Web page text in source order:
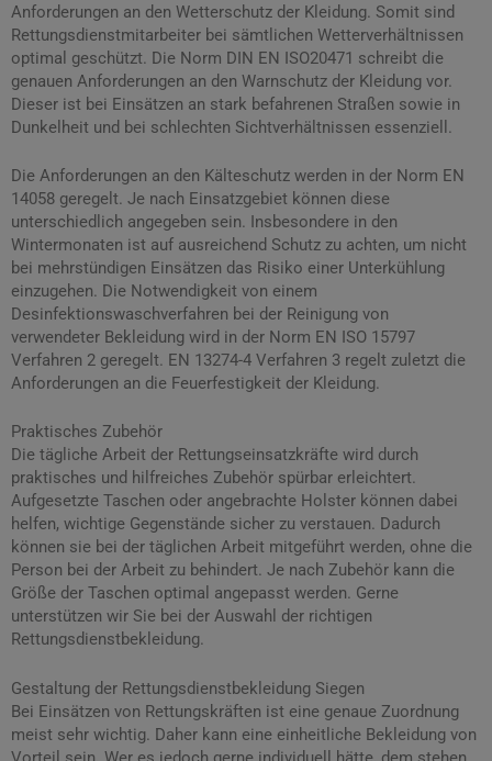
Anforderungen an den Wetterschutz der Kleidung. Somit sind
Rettungsdienstmitarbeiter bei sämtlichen Wetterverhältnissen
optimal geschützt. Die Norm DIN EN ISO20471 schreibt die
genauen Anforderungen an den Warnschutz der Kleidung vor.
Dieser ist bei Einsätzen an stark befahrenen Straßen sowie in
Dunkelheit und bei schlechten Sichtverhältnissen essenziell.
Die Anforderungen an den Kälteschutz werden in der Norm EN
14058 geregelt. Je nach Einsatzgebiet können diese
unterschiedlich angegeben sein. Insbesondere in den
Wintermonaten ist auf ausreichend Schutz zu achten, um nicht
bei mehrstündigen Einsätzen das Risiko einer Unterkühlung
einzugehen. Die Notwendigkeit von einem
Desinfektionswaschverfahren bei der Reinigung von
verwendeter Bekleidung wird in der Norm EN ISO 15797
Verfahren 2 geregelt. EN 13274-4 Verfahren 3 regelt zuletzt die
Anforderungen an die Feuerfestigkeit der Kleidung.
Praktisches Zubehör
Die tägliche Arbeit der Rettungseinsatzkräfte wird durch
praktisches und hilfreiches Zubehör spürbar erleichtert.
Aufgesetzte Taschen oder angebrachte Holster können dabei
helfen, wichtige Gegenstände sicher zu verstauen. Dadurch
können sie bei der täglichen Arbeit mitgeführt werden, ohne die
Person bei der Arbeit zu behindert. Je nach Zubehör kann die
Größe der Taschen optimal angepasst werden. Gerne
unterstützen wir Sie bei der Auswahl der richtigen
Rettungsdienstbekleidung.
Gestaltung der Rettungsdienstbekleidung Siegen
Bei Einsätzen von Rettungskräften ist eine genaue Zuordnung
meist sehr wichtig. Daher kann eine einheitliche Bekleidung von